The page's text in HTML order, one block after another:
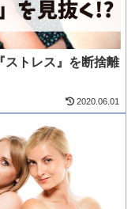
ストレス』を断捨離
2020.06.01